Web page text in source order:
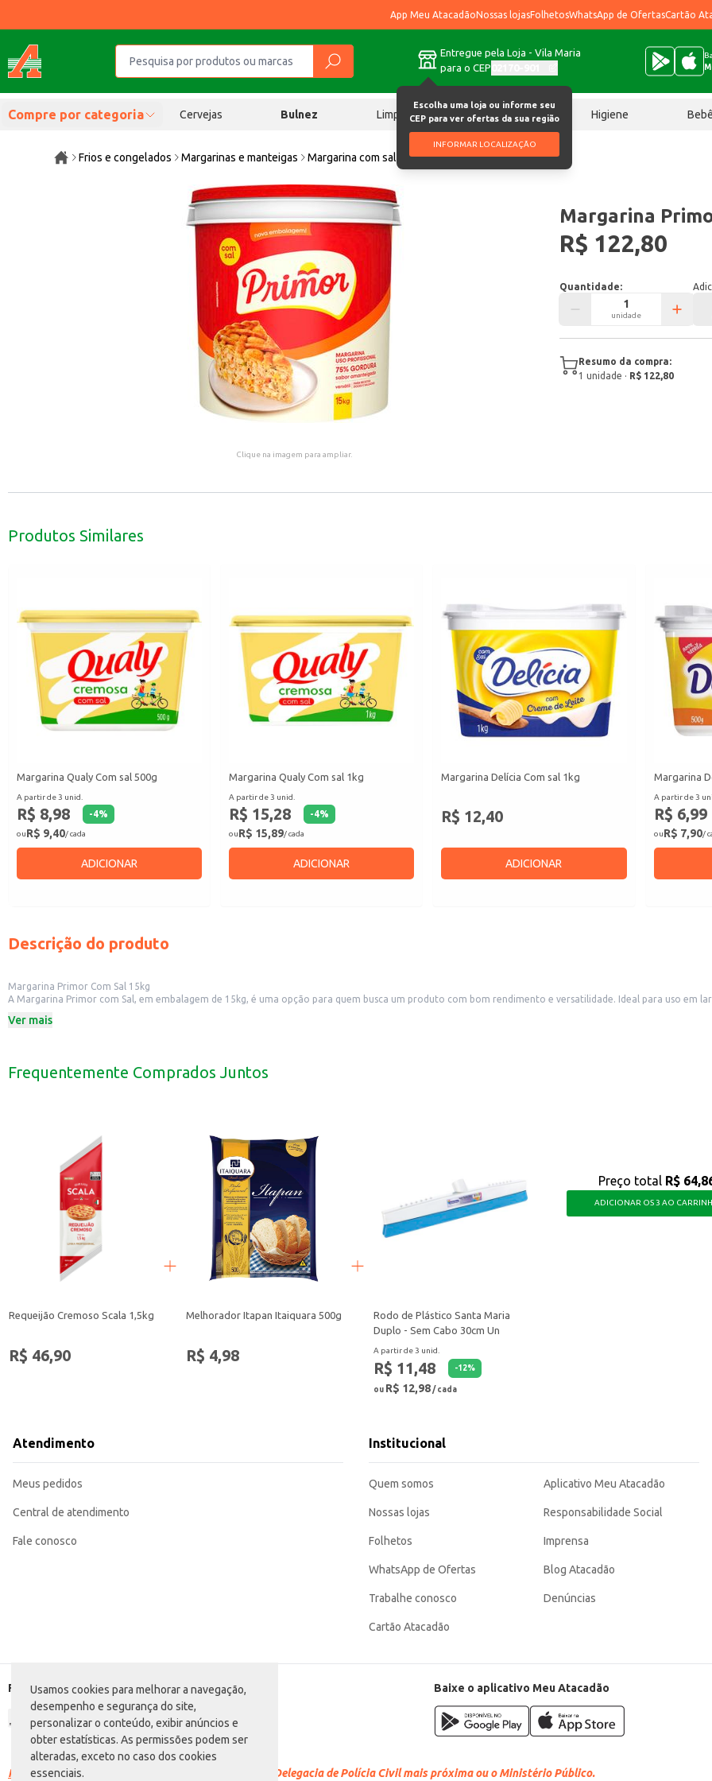
Usamos cookies para melhorar a navegação,
desempenho e segurança do site,
personalizar o conteúdo, exibir anúncios e
obter estatísticas. As permissões podem ser
alteradas, exceto no caso dos cookies
essenciais.
App Meu AtacadãoNossas lojasFolhetosWhatsApp de OfertasCartão
Entregue pela Loja - Vila Maria
para o CEP
Escolha uma loja ou informe seu
CEP para ver ofertas da sua região
INFORMAR LOCALIZAÇÃO
Compre por categoria Cervejas Bulnez Limpeza Chocolates Higiene
Frios e congelados Margarinas e manteigas Margarina com sal Margarina Primor Com Sal 15kg
Clique na imagem para ampliar.
Margarina
R$ 122,80
Quantidade:
unidade
Resumo da compra:
1 unidade · R$ 122,80
Produtos Similares
Margarina Qualy Com sal 500g
A partir de 3 unid.
R$ 8,98 -4%
ouR$ 9,40/ cada
ADICIONAR
Margarina Qualy Com sal 1kg
A partir de 3 unid.
R$ 15,28 -4%
ouR$ 15,89/ cada
ADICIONAR
Margarina Delícia Com sal 1kg
R$ 12,40
ADICIONAR
Margarina
A partir de 3
R$ 6,99
ouR$ 7,90/
Descrição do produto
Margarina Primor Com Sal 15kg
A Margarina Primor com Sal, em embalagem de 15kg, é uma opção para quem busca um produto com bom rendimento e versatilidade. Ideal para uso em
Dicas de Uso:
A Margarina Primor com Sal 15kg é uma escolha prática e econômica para quem busca um produto de qualidade para suas receitas, garantindo um
Ver mais
Frequentemente Comprados Juntos
Requeijão Cremoso Scala 1,5kg
R$ 46,90
Melhorador Itapan Itaiquara 500g
R$ 4,98
Rodo de Plástico Santa Maria
Duplo - Sem Cabo 30cm Un
A partir de 3 unid.
R$ 11,48 -12%
ou R$ 12,98/ cada
Preço total R$
ADICIONAR OS 3 AO
Atendimento
Meus pedidos
Central de atendimento
Fale conosco
Institucional
Quem somos
Nossas lojas
Folhetos
WhatsApp de Ofertas
Trabalhe conosco
Cartão Atacadão
Aplicativo Meu Atacadão
Responsabilidade Social
Imprensa
Blog Atacadão
Denúncias
Formas de pagamento Baixe o aplicativo Meu Atacadão
Racismo é crime. Denuncie. Disque 100 ou procure a Delegacia de Polícia Civil mais próxima ou o Ministério Público.